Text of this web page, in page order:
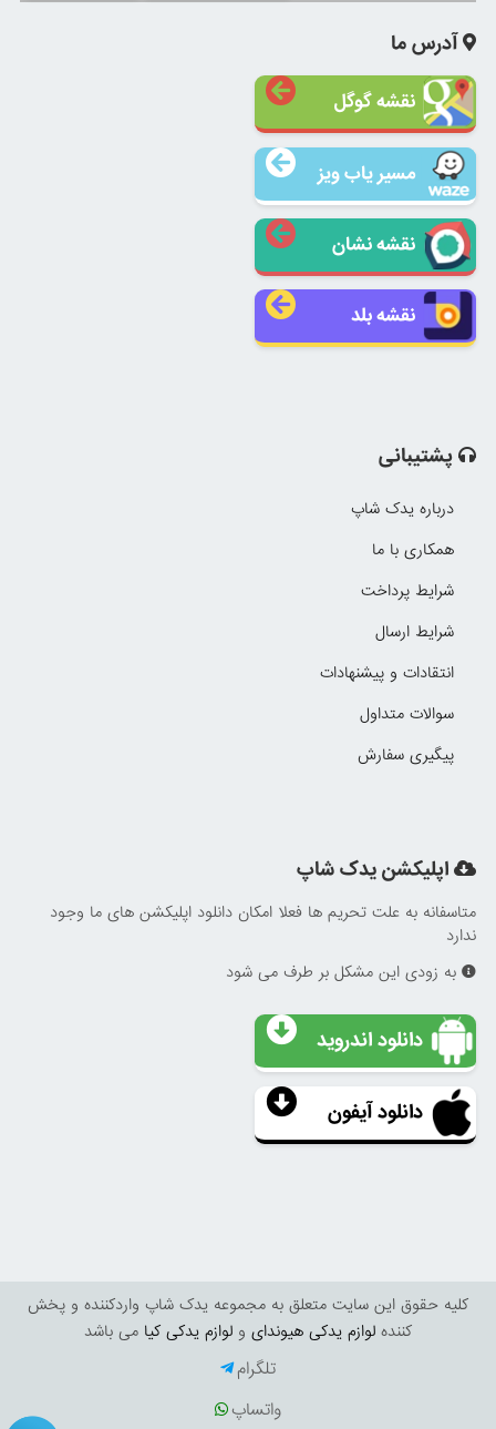
آدرس ما
نقشه گوگل
مسیر یاب ویز
نقشه نشان
نقشه بلد
پشتیبانی
درباره یدک شاپ
همکاری با ما
شرایط پرداخت
شرایط ارسال
انتقادات و پیشنهادات
سوالات متداول
پیگیری سفارش
اپلیکشن یدک شاپ
متاسفانه به علت تحریم ها فعلا امکان دانلود اپلیکشن های ما وجود
ندارد
به زودی این مشکل بر طرف می شود
دانلود اندروید
دانلود آیفون
کليه حقوق اين سايت متعلق به مجموعه یدک شاپ واردکننده و پخش
کننده لوازم یدکی هیوندای و لوازم یدکی کیا می باشد
تلگرام
واتساپ